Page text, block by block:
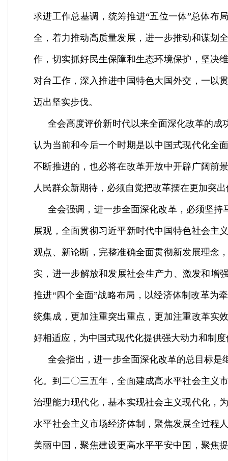
求进工作总基调，统筹推进“五位一体”总体布
全，着力推动高质量发展，进一步推动和谋划
作，切实抓好民生保障和生态环境保护，坚决
对台工作，深入推进中国特色大国外交，一以
迈出坚实步伐。
全会高度评价新时代以来全面深化改革的
认为当前和今后一个时期是以中国式现代化全
不断推进的，也必将在改革开放中开辟广阔前
人民群众新期待，必须自觉把改革摆在更加突
全会强调，进一步全面深化改革，必须坚
展观，全面贯彻习近平新时代中国特色社会主
观点、新论断，完整准确全面贯彻新发展理念
实，进一步解放和发展社会生产力、激发和增
推进“四个全面”战略布局，以经济体制改革为
统集成，更加注重突出重点，更加注重改革实
好相适应，为中国式现代化提供强大动力和制
全会指出，进一步全面深化改革的总目标
化。到二〇三五年，全面建成高水平社会主义
治理能力现代化，基本实现社会主义现代化，
水平社会主义市场经济体制，聚焦发展全过程
美丽中国，聚焦建设更高水平平安中国，聚焦